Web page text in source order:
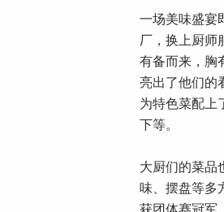
一场美味盛宴
厂，换上厨师
有备而来，胸
亮出了他们的
为特色菜配上
下等。
大厨们的菜品
味、摆盘等多
获团体赛冠军